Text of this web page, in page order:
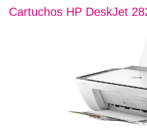
Cartuchos HP DeskJet